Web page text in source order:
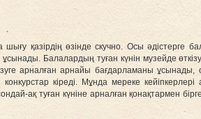
қазірдің өзінде скучно. Осы әдістерге
Балалардың туған күнін музейде
арналған арнайы бағдарламаны ұсынады,
кіреді. Мұнда мереке кейіпкерлері
ақ туған күніне арналған қонақтармен